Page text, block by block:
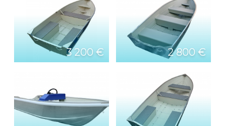
3 200 € 2 800 €